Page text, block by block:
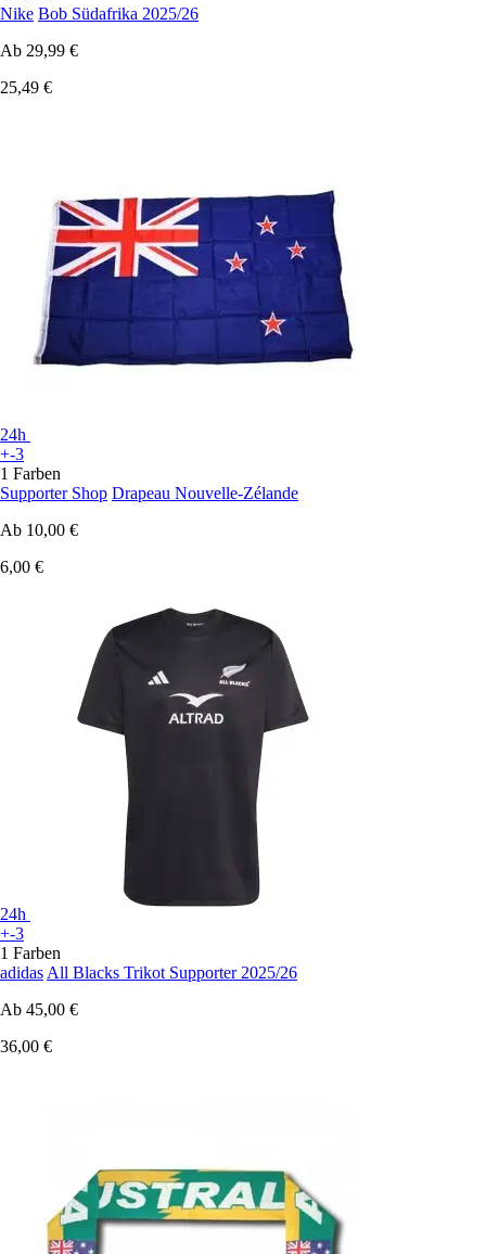
Nike Bob Südafrika 2025/26
Ab 29,99 €
25,49 €
24h
+-3
1 Farben
Supporter Shop Drapeau Nouvelle-Zélande
Ab 10,00 €
6,00 €
24h
+-3
1 Farben
adidas All Blacks Trikot Supporter 2025/26
Ab 45,00 €
36,00 €